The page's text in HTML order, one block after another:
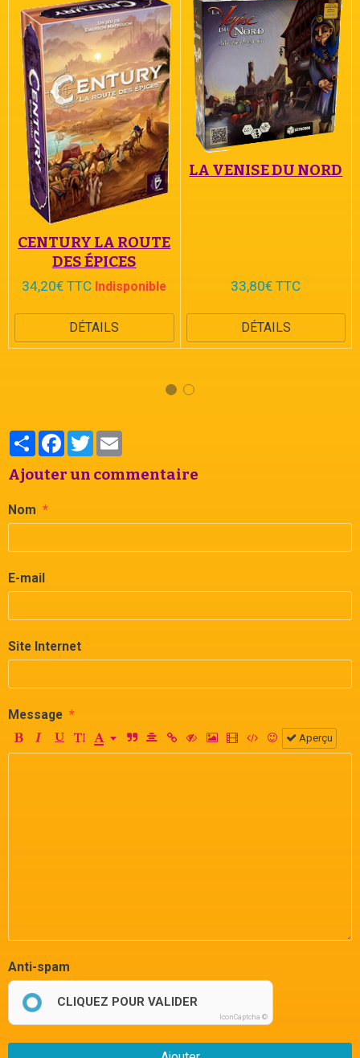
CENTURY LA ROUTE
DES ÉPICES
34,20€ TTC Indisponible
DÉTAILS
LA VENISE DU NORD
33,80€ TTC
DÉTAILS
PartagerFacebook
Twitter
Ajouter un commentaire
Nom
E-mail
Site Internet
Message
Aperçu
Anti-spam
CLIQUEZ POUR VALIDER
IconCaptcha ©